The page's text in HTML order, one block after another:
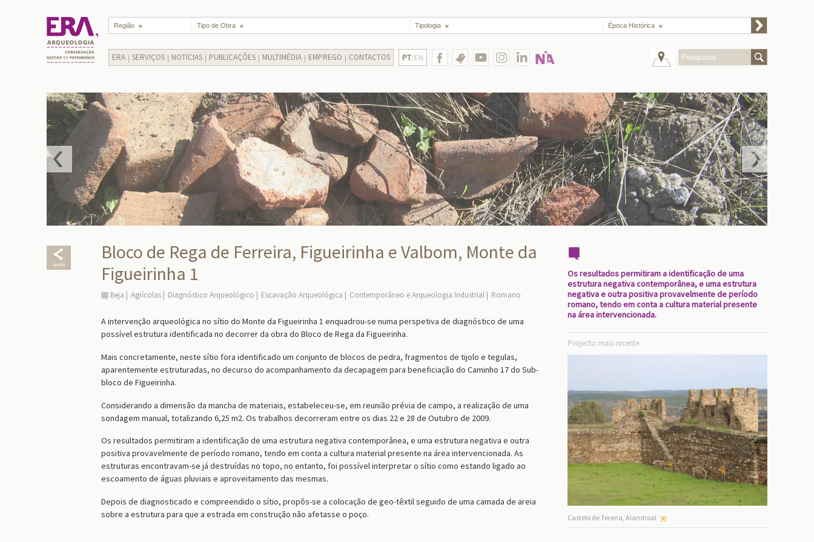
Região Tipo de Obra Tipologia Época Histórica
ERA SERVIÇOS NOTÍCIAS PUBLICAÇÕES MULTIMÉDIA EMPREGO CONTACTOS PT/EN
Bloco de Rega de Ferreira, Figueirinha e Valbom, Monte da
Figueirinha 1
Beja Agrícolas Diagnóstico Arqueológico Escavação Arqueológica Contemporâneo e Arqueologia Industrial Romano
A intervenção arqueológica no sítio do Monte da Figueirinha 1 enquadrou-se numa perspetiva de diagnóstico de uma
possível estrutura identificada no decorrer da obra do Bloco de Rega da Figueirinha.
Mais concretamente, neste sítio fora identificado um conjunto de blocos de pedra, fragmentos de tijolo e tegulas,
aparentemente estruturadas, no decurso do acompanhamento da decapagem para beneficiação do Caminho 17 do Sub-
bloco de Figueirinha.
Considerando a dimensão da mancha de materiais, estabeleceu-se, em reunião prévia de campo, a realização de uma
sondagem manual, totalizando 6,25 m2. Os trabalhos decorreram entre os dias 22 e 28 de Outubro de 2009.
Os resultados permitiram a identificação de uma estrutura negativa contemporânea, e uma estrutura negativa e outra
positiva provavelmente de período romano, tendo em conta a cultura material presente na área intervencionada. As
estruturas encontravam-se já destruídas no topo, no entanto, foi possível interpretar o sítio como estando ligado ao
escoamento de águas pluviais e aproveitamento das mesmas.
Depois de diagnosticado e compreendido o sítio, propôs-se a colocação de geo-têxtil seguido de uma camada de areia
sobre a estrutura para que a estrada em construção não afetasse o poço.
Os resultados permitiram a identificação de uma
estrutura negativa contemporânea, e uma estrutura
negativa e outra positiva provavelmente de período
romano, tendo em conta a cultura material presente
na área intervencionada.
Projecto mais recente
Castelo de Terena, Alandroal